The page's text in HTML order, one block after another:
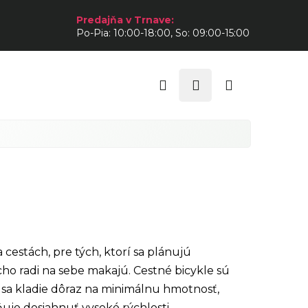
Predajňa v Trnave:
Po-Pia: 10:00-18:00, So: 09:00-15:00
Hľadať Prihlásenie
pre tých, ktorí sa plánujú
radi na sebe makajú. Cestné bicykle sú
kladie dôraz na minimálnu hmotnosť,